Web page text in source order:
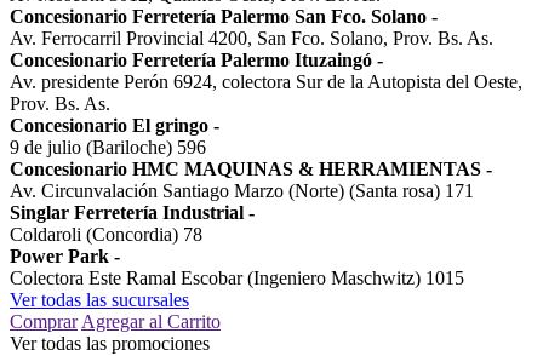
Concesionario Ferretería Palermo San Fco. Solano -
Av. Ferrocarril Provincial 4200, San Fco. Solano, Prov. Bs. As.
Concesionario Ferretería Palermo Ituzaingó -
Av. presidente Perón 6924, colectora Sur de la Autopista del Oeste,
Prov. Bs. As.
Concesionario El gringo -
9 de julio (Bariloche) 596
Concesionario HMC MAQUINAS & HERRAMIENTAS -
Av. Circunvalación Santiago Marzo (Norte) (Santa rosa) 171
Singlar Ferretería Industrial -
Coldaroli (Concordia) 78
Power Park -
Colectora Este Ramal Escobar (Ingeniero Maschwitz) 1015
Ver todas las sucursales
Comprar Agregar al Carrito
Ver todas las promociones